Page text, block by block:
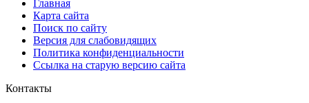
Главная
Карта сайта
Поиск по сайту
Версия для слабовидящих
Политика конфиденциальности
Ссылка на старую версию сайта
Контакты